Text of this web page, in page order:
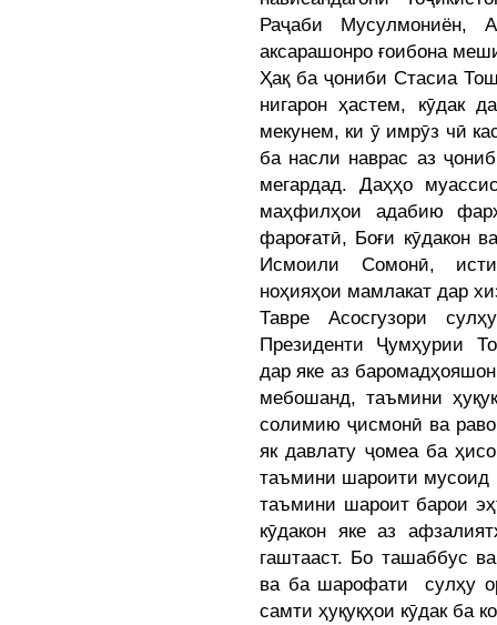
Раҷаби Мусулмониён,
аксарашонро ғоибона
Ҳақ ба ҷониби Стасиа
нигарон ҳастем, кӯдак
мекунем, ки ӯ имрӯз чӣ
ба насли наврас аз
мегардад. Даҳҳо
маҳфилҳои адабию
фароғатӣ, Боғи кӯдакон
Исмоили Сомонӣ,
ноҳияҳои мамлакат дар
Тавре Асосгузори
Президенти Ҷумҳурии
дар яке аз
мебошанд, таъмини
солимию ҷисмонӣ ва
як давлату ҷомеа ба
таъмини шароити мусоид
таъмини шароит барои
кӯдакон яке аз
гаштааст. Бо ташаббус
ва ба шарофати сулҳу
самти ҳуқуқҳои кӯдак ба